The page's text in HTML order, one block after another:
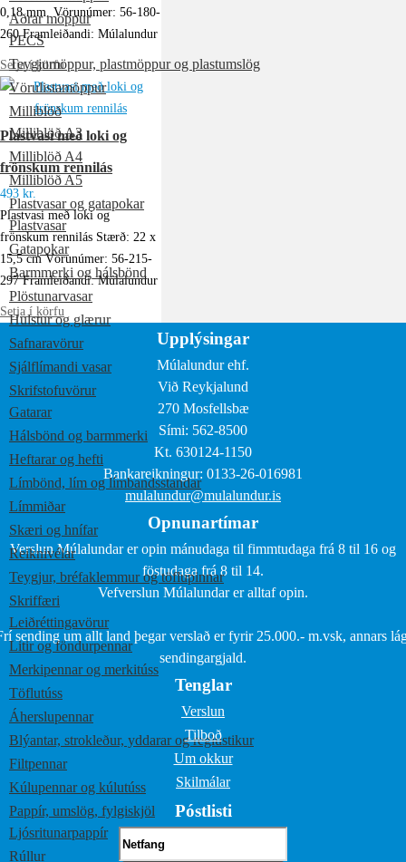
Aðrar möppur
PECS
Teygjumöppur, plastmöppur og plastumslög
Vörulistamöppur
Milliblöð
Milliblöð A3
Milliblöð A4
Milliblöð A5
Plastvasar og gatapokar
Plastvasar
Gatapokar
Barmmerki og hálsbönd
Plöstunarvasar
Hulstur og glærur
Safnaravörur
Sjálflímandi vasar
Skrifstofuvörur
Gatarar
Hálsbönd og barmmerki
Heftarar og hefti
Límbönd, lím og límbandsstandar
Límmiðar
Skæri og hnífar
Reiknivélar
Teygjur, bréfaklemmur og töflupinnar
Skriffæri
Leiðréttingavörur
Litir og föndurpennar
Merkipennar og merkitúss
Töflutúss
Áherslupennar
Blýantar, strokleður, yddarar og reglustikur
Filtpennar
Kúlupennar og kúlutúss
Pappír, umslög, fylgiskjöl
Ljósritunarpappír
Rúllur
0,18 mm. Vörunúmer: 56-180-
260 Framleiðandi: Múlalundur
Setja í körfu
Plastvasi með loki og
frönskum rennilás
493 kr.
Plastvasi með loki og
frönskum rennilás Stærð: 22 x
15,5 cm Vörunúmer: 56-215-
297 Framleiðandi: Múlalundur
Setja í körfu
Upplýsingar
Múlalundur ehf.
Við Reykjalund
270 Mosfellsbæ
Sími: 562-8500
Kt. 630124-1150
Bankareikningur: 0133-26-016981
mulalundur@mulalundur.is
Opnunartímar
Verslun Múlalundar er opin mánudaga til fimmtudaga frá 8 til 16 og
föstudaga frá 8 til 14.
Vefverslun Múlalundar er alltaf opin.
sending um allt land þegar verslað er fyrir 25.000.- m.vsk, annars
sendingargjald.
Tenglar
Verslun
Tilboð
Um okkur
Skilmálar
Póstlisti